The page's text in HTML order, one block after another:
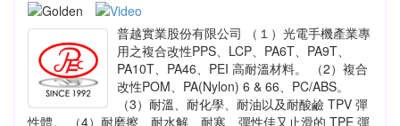
普越實業股份有限公司 （１）光電手機產業專
用之複合改性PPS、LCP、PA6T、PA9T、
PA10T、PA46、PEI 高耐溫材料。 （2）複合
改性POM、PA(Nylon) 6 & 66、PC/ABS。
（3）耐溫、耐化學、耐油以及耐酸鹼 TPV 彈
性體。 （4）耐磨擦、耐水解、耐寒、彈性佳又止滑的 TPE 彈